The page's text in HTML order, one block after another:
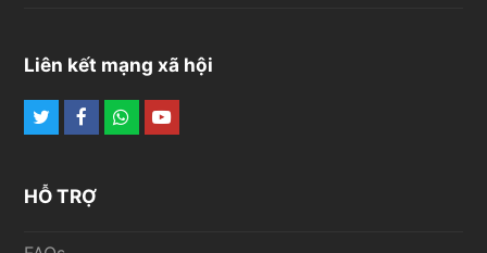
Liên kết mạng xã hội
TwitterFacebook
Whatsapp
Youtube
HỖ TRỢ